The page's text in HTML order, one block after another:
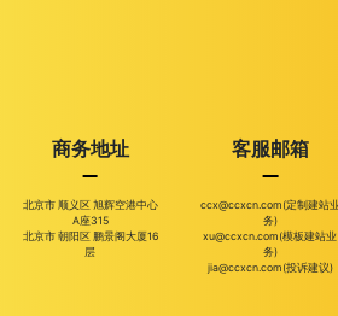
商务地址
北京市 顺义区 旭辉空港中心
A座315
北京市 朝阳区 鹏景阁大厦16
层
客服邮箱
ccx@ccxcn.com(定制建站
务)
xu@ccxcn.com(模板建站业
务)
jia@ccxcn.com(投诉建议)